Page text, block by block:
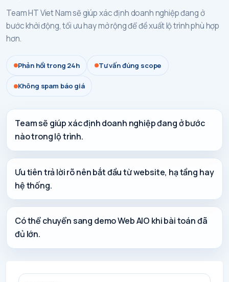
Team HT Viet Nam sẽ giúp xác định doanh nghiệp đang ở
bước khởi động, tối ưu hay mở rộng để đề xuất lộ trình phù hợp
hơn.
Phản hồi trong 24h Tư vấn đúng scope
Không spam báo giá
Team sẽ giúp xác định doanh nghiệp đang ở bước
nào trong lộ trình.
Ưu tiên trả lời rõ nên bắt đầu từ website, hạ tầng hay
hệ thống.
Có thể chuyển sang demo Web AIO khi bài toán đã
đủ lớn.